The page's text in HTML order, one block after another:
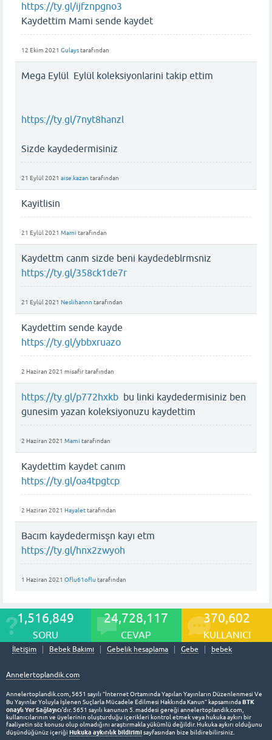
https://ty.gl/ijfznpgno3
Kaydettim Mami sende kaydet
12 Ekim 2021 Gulaystarafından
Mega Eylül Eylül koleksiyonlarini takip ettim
https://ty.gl/7nyt8hanzl
Sizde kaydedermisiniz
21 Eylül 2021 aise.kazan tarafından
Kayitlisin
21 Eylül 2021 Mami tarafından
Kaydettm canm sizde beni kaydedeblrmsniz
https://ty.gl/358ck1de7r
21 Eylül 2021 Neslihannn tarafından
Kaydettim sende kayde
https://ty.gl/ybbxruazo
2 Haziran 2021 misafirtarafından
https://ty.gl/p772hxkb bu linki kaydedermisiniz ben
gunesim yazan koleksiyonuzu kaydettim
2 Haziran 2021 Mami tarafından
Kaydettim kaydet canım
https://ty.gl/oa4tpgtcp
2 Haziran 2021 Hayalettarafından
Bacım kaydedermisşn kayı etm
https://ty.gl/hnx2zwyoh
1 Haziran 2021 Oflu61oflu tarafından
1,516,849
SORU
24,728,117
CEVAP
370,602
KULLANICI
İletişim Bebek Bakımı Gebelik hesaplama Gebe bebek
Annelertoplandik.com
Annelertoplandik.com, 5651 sayılı “İnternet Ortamında Yapılan Yayınların Düzenlenmesi Ve
Bu Yayınlar Yoluyla İşlenen Suçlarla Mücadele Edilmesi Hakkında Kanun” kapsamındaBTK
onaylı Yer Sağlayıcı'dır. 5651 sayılı kanunun 5. maddesi gereği annelertoplandik.com,
kullanıcılarının ve üyelerinin oluşturduğu içerikleri kontrol etmek veya hukuka aykırı bir
faaliyetin söz konusu olup olmadığını araştırmakla yükümlü değildir. Hukuka aykırı olduğunu
düşündüğünüz içeriği Hukuka aykırılık bildirimisayfasından bize bildirebilirsiniz.